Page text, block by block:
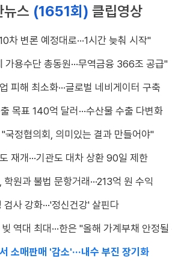
스 (1651회) 클립영상
차 변론 예정대로···1시간 늦춰 시작"
가용수단 총동원···무역금융 366조 공급"
피해 최소화···글로벌 네비게이터 구축
목표 140억 달러···수산물 수출 다변화
국정협의회, 의미있는 결과 만들어야"
재개···기관도 대차 상환 90일 제한
원과 불법 문항거래···213억 원 수익
검사 강화···'정신건강' 살핀다
역대 최대···한은 "올해 가계부채 안정될
소매판매 '감소'···내수 부진 장기화